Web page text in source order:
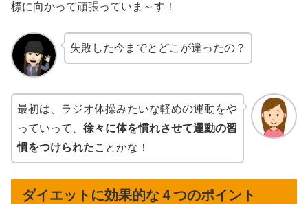
標に向かって頑張っていま～す！
失敗した今までとどこが違ったの？
最初は、ラジオ体操みたいな軽めの運動をや
っていって、 徐々に体を慣れさせて運動の習
慣をつけられたことかな！
ダイエットに効果的な４つのポイント